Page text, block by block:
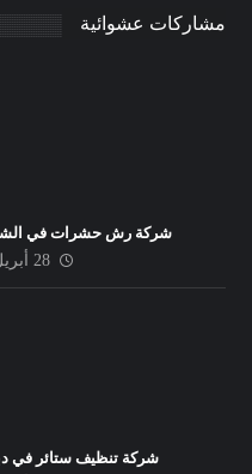
مشاركات عشوائية
شركة رش حشرات في الشارقة |0526402015|
28 أبريل، 2025
شركة تنظيف ستائر في دبي